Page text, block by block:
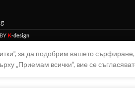
K-design
за да подобрим вашето
„Приемам всички“, вие се